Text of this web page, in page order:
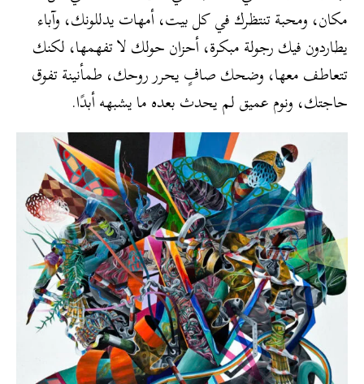
مكان، ومحبة تنتظرك في كل بيت، أمهات يدللونك، وآباء
يطاردون فيك رجولة مبكرة، أحزان حولك لا تفهمها، لكنك
تتعاطف معها، وضحك صافٍ يحرر روحك، طمأنينة تفوق
حاجتك، ونوم عميق لم يحدث بعده ما يشبهه أبدًا.